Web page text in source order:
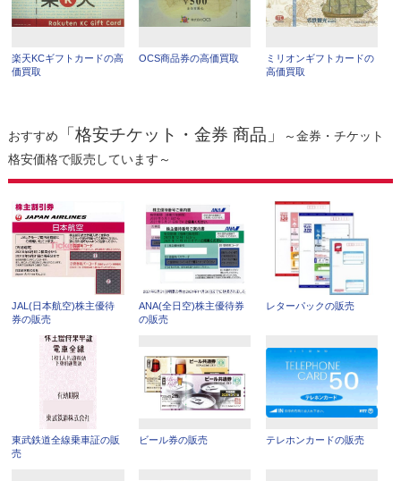
楽天KCギフトカードの高
価買取
OCS商品券の高価買取
ミリオンギフトカードの
高価買取
おすすめ 「格安チケット・金券 商品」
～金券・チケット
格安価格で販売しています～
JAL(日本航空)株主優待
券の販売
ANA(全日空)株主優待券
の販売
レターパックの販売
東武鉄道全線乗車証の販
売
ビール券の販売 テレホンカードの販売